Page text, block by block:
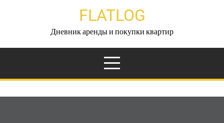
FLATLOG
Дневник аренды и покупки квартир